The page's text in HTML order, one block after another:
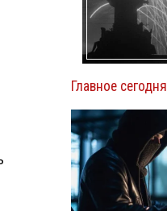
Главное сегодня